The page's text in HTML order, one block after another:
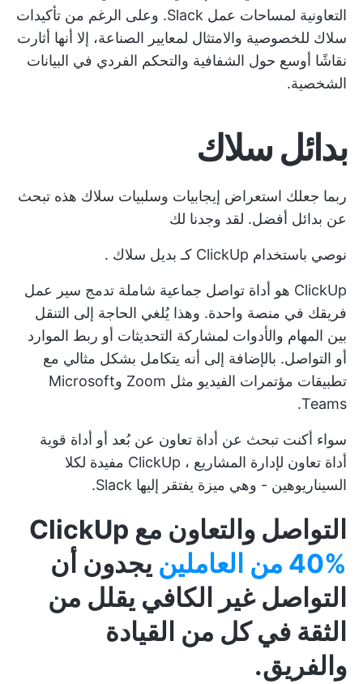
التعاونية لمساحات عمل Slack. وعلى الرغم من تأكيدات
سلاك للخصوصية والامتثال لمعايير الصناعة، إلا أنها أثارت
نقاشًا أوسع حول الشفافية والتحكم الفردي في البيانات
الشخصية.
بدائل سلاك
ربما جعلك استعراض إيجابيات وسلبيات سلاك هذه تبحث
عن بدائل أفضل. لقد وجدنا لك
نوصي باستخدام ClickUp كـ بديل سلاك .
ClickUp هو أداة تواصل جماعية شاملة تدمج سير عمل
فريقك في منصة واحدة. وهذا يُلغي الحاجة إلى التنقل
بين المهام والأدوات لمشاركة التحديثات أو ربط الموارد
أو التواصل. بالإضافة إلى أنه يتكامل بشكل مثالي مع
تطبيقات مؤتمرات الفيديو مثل Zoom وMicrosoft
Teams.
سواء أكنت تبحث عن أداة تعاون عن بُعد أو أداة قوية
أداة تعاون لإدارة المشاريع
، ClickUp مفيدة لكلا
السيناريوهين - وهي ميزة يفتقر إليها Slack.
التواصل والتعاون مع ClickUp
40% من العاملين
يجدون أن
التواصل غير الكافي يقلل من
الثقة في كل من القيادة
والفريق.